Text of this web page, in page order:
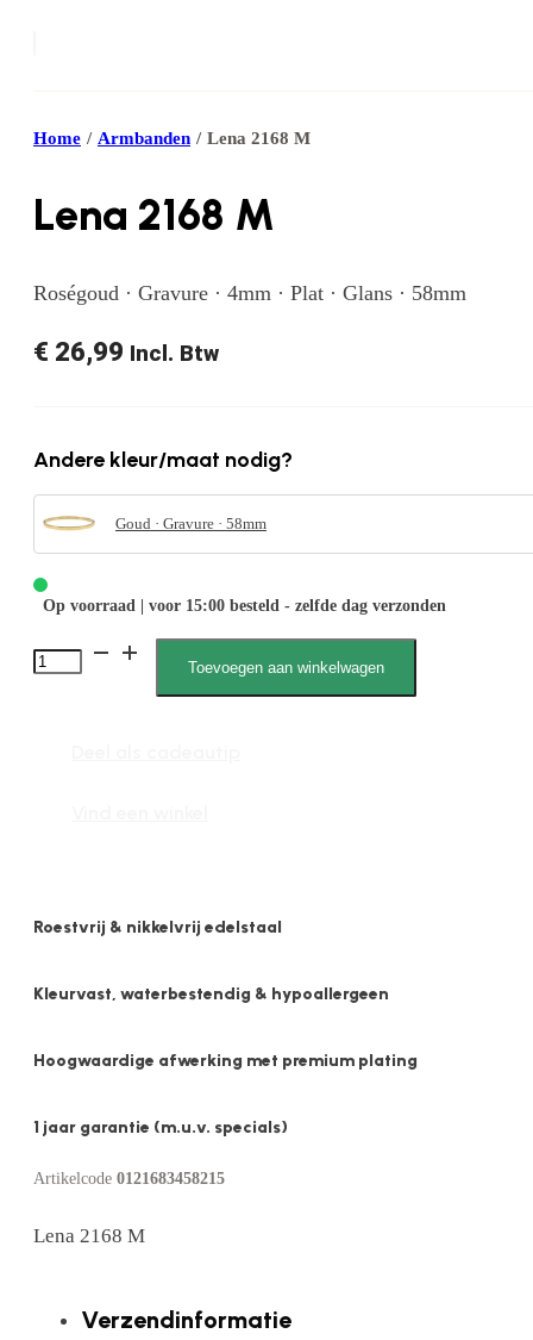
Home / Armbanden / Lena 2168 M
Lena 2168 M
Roségoud · Gravure · 4mm · Plat · Glans · 58mm
€ 26,99 Incl. Btw
Andere kleur/maat nodig?
Goud · Gravure · 58mm
Op voorraad | voor 15:00 besteld - zelfde dag verzonden
Lena
Toevoegen aan winkelwagen
Roestvrij & nikkelvrij edelstaal
Kleurvast, waterbestendig & hypoallergeen
Hoogwaardige afwerking met premium plating
1 jaar garantie (m.u.v. specials)
Artikelcode 0121683458215
Lena 2168 M
Verzendinformatie